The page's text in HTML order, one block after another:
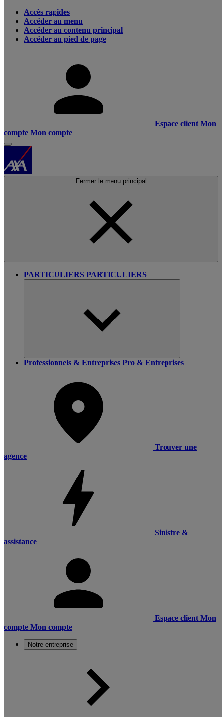
Accès rapides
Accéder au menu
Accéder au contenu principal
Accéder au pied de page
Espace client Mon
compte Mon compte
Fermer le menu principal
PARTICULIERS PARTICULIERS
Professionnels & Entreprises Pro & Entreprises
Trouver une
agence
Sinistre &
assistance
Espace client Mon
compte Mon compte
Notre entreprise